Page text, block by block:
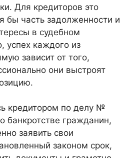
Для кредиторов это
бы часть задолженности и
в судебном
успех каждого из
зависит от того,
они выстроят
кредитором по делу №
гражданин,
заявить свои
законом срок,